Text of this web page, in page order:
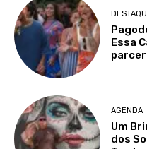
Essa
AGENDA
Um
dos